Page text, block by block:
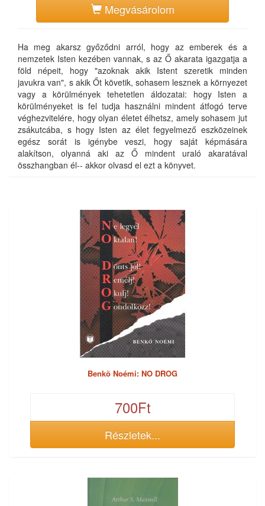
Megvásárolom
Ha meg akarsz győződni arról, hogy az emberek és a
nemzetek Isten kezében vannak, s az Ő akarata igazgatja a
föld népeit, hogy "azoknak akik Istent szeretik minden
javukra van", s akik Őt követik, sohasem lesznek a környezet
vagy a körülmények tehetetlen áldozatai: hogy Isten a
körülményeket is fel tudja használni mindent átfogó terve
véghezvitelére, hogy olyan életet élhetsz, amely sohasem jut
zsákutcába, s hogy Isten az élet fegyelmező eszközeinek
egész sorát is igénybe veszi, hogy saját képmására
alakítson, olyanná aki az Ő mindent uraló akaratával
összhangban él-- akkor olvasd el ezt a könyvet.
Benkõ Noémi: NO DROG
700Ft
Részletek...